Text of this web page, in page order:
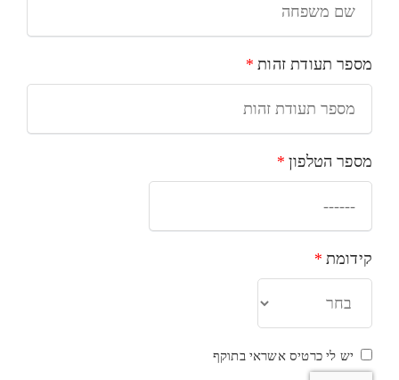
מספר תעודת זהות *
מספר הטלפון*
קידומת*
יש לי כרטיס אשראי בתוקף